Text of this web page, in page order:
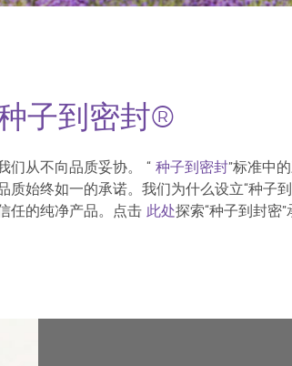
子到密封®
们从不向品质妥协。 “ 种子到密封”标准中
质始终如一的承诺。我们为什么设立“种子
任的纯净产品。点击 此处探索“种子到封密”